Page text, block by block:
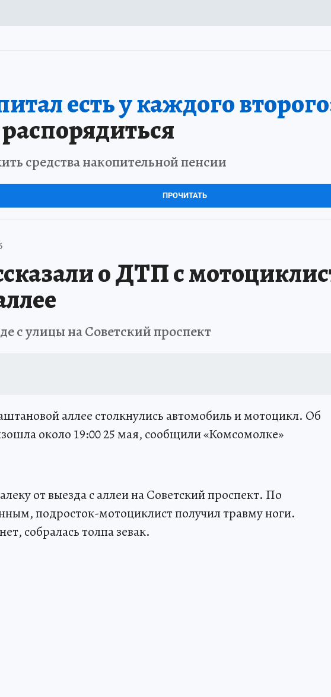
есть у каждого
средства накопительной пенсии
ПРОЧИТАТЬ
о ДТП с
с улицы на Советский проспект
аллее столкнулись автомобиль и мотоцикл. Об
около 19:00 25 мая, сообщили «Комсомолке»
от выезда с аллеи на Советский проспект. По
подросток-мотоциклист получил травму ноги.
собралась толпа зевак.